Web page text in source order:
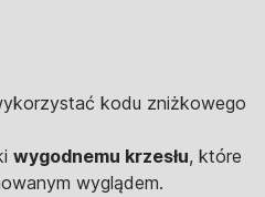
kodu zniżkowego
wygodnemu krzesłu, które
wyglądem.